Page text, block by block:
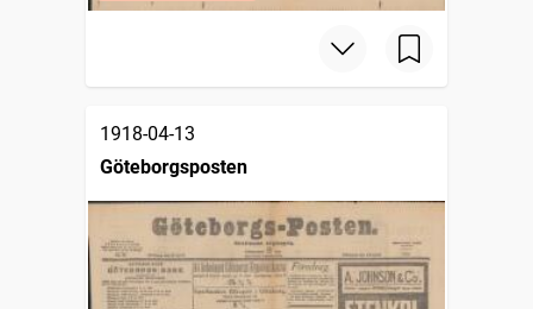
1918-04-13
Göteborgsposten